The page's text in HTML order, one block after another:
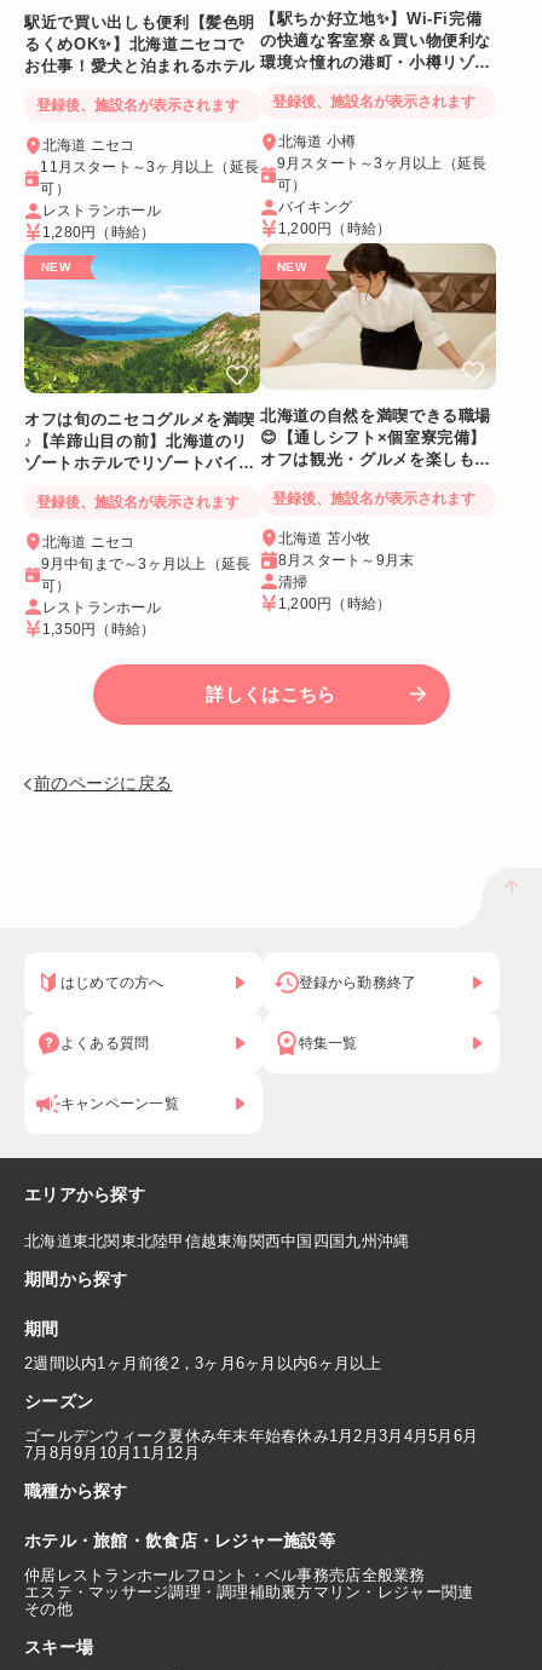
駅近で買い出しも便利【髪色明
るくめOK✨】北海道ニセコで
お仕事！愛犬と泊まれるホテル
登録後、施設名が表示されます
北海道 ニセコ
11月スタート～3ヶ月以上（延長
可）
レストランホール
1,280円
（時給）
【駅ちか好立地✨】Wi-Fi完備
の快適な客室寮＆買い物便利な
環境☆憧れの港町・小樽リゾー
登録後、施設名が表示されます
北海道 小樽
9月スタート～3ヶ月以上（延長
可）
バイキング
1,200円
（時給）
オフは旬のニセコグルメを満喫
♪【羊蹄山目の前】北海道のリ
ゾートホテルでリゾートバイト
登録後、施設名が表示されます
北海道 ニセコ
9月中旬まで～3ヶ月以上（延長
可）
レストランホール
1,350円 （時給）
北海道の自然を満喫できる職場
😊【通しシフト×個室寮完備】
オフは観光・グルメを楽しも
登録後、施設名が表示されます
北海道 苫小牧
8月スタート～9月末
清掃
1,200円 （時給）
詳しくはこちら
前のページに戻る
はじめての方へ 登録から勤務終了
よくある質問 特集一覧
キャンペーン一覧
エリアから探す
北海道東北関東北陸甲信越東海関西中国 四国九州沖縄
期間から探す
期間
2週間以内1ヶ月前後 2，3ヶ月 6ヶ月以内6ヶ月以上
シーズン
ゴールデンウィーク 夏休み年末年始春休み1月 2月3月 4月5月 6月
7月 8月9月 10月 11月 12月
職種から探す
ホテル・旅館・飲食店・レジャー施設等
仲居 レストランホールフロント・ベル事務売店全般業務
エステ・マッサージ調理・調理補助裏方マリン・レジャー関連
その他
スキー場